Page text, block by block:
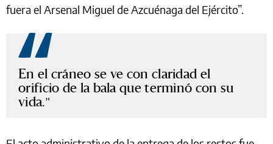
fuera el Arsenal Miguel de Azcuénaga del Ejército”.
En el cráneo se ve con claridad el
orificio de la bala que terminó con su
vida.